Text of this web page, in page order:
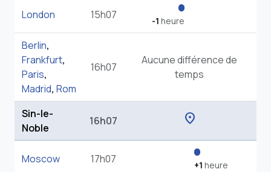
London 15h07 -1 heure
Berlin,
Frankfurt,
Paris,
Madrid, Rom
16h07
Aucune différence de
temps
Sin-le-
Noble
16h07 location_on
Moscow 17h07 +1 heure